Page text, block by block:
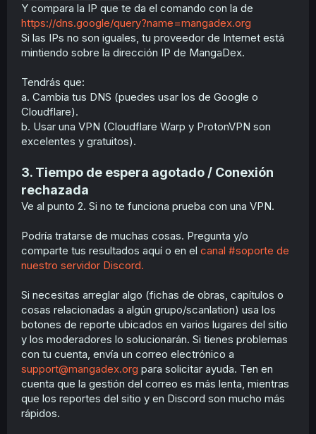
Y compara la IP que te da el comando con la de
https://dns.google/query?name=mangadex.org
Si las IPs no son iguales, tu proveedor de Internet está
mintiendo sobre la dirección IP de MangaDex.
Tendrás que:
a. Cambia tus DNS (puedes usar los de Google o
Cloudflare).
b. Usar una VPN (Cloudflare Warp y ProtonVPN son
excelentes y gratuitos).
3. Tiempo de espera agotado / Conexión
rechazada
Ve al punto 2. Si no te funciona prueba con una VPN.
Podría tratarse de muchas cosas. Pregunta y/o
comparte tus resultados aquí o en el canal #soporte de
nuestro servidor Discord.
Si necesitas arreglar algo (fichas de obras, capítulos o
cosas relacionadas a algún grupo/scanlation) usa los
botones de reporte ubicados en varios lugares del sitio
y los moderadores lo solucionarán. Si tienes problemas
con tu cuenta, envía un correo electrónico a
support@mangadex.org para solicitar ayuda. Ten en
cuenta que la gestión del correo es más lenta, mientras
que los reportes del sitio y en Discord son mucho más
rápidos.